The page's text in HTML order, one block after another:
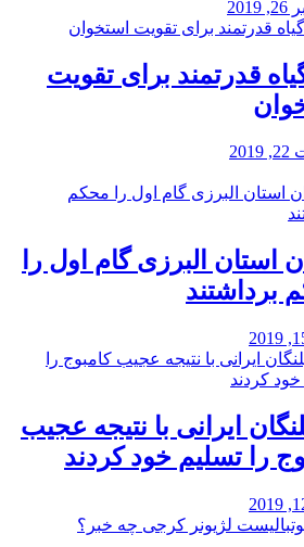
قدرتمند برای تقویت
استان البرزی گام اول را
برداشتند
ایرانی با نتیجه عجیب
را تسلیم خود کردند